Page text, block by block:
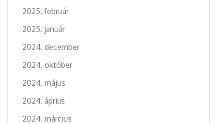
2025. február
2025. január
2024. december
2024. október
2024. május
2024. április
2024. március